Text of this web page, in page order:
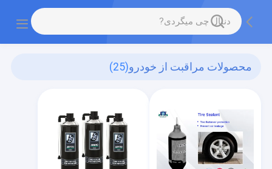
محصولات مراقبت از خودرو(25)